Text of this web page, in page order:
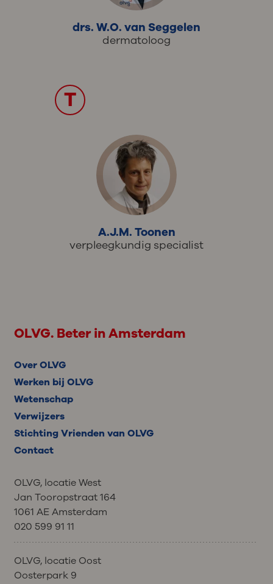
drs. W.O. van Seggelen
dermatoloog
T
A.J.M. Toonen
verpleegkundig specialist
OLVG. Beter in Amsterdam
Over OLVG
Werken bij OLVG
Wetenschap
Verwijzers
Stichting Vrienden van OLVG
Contact
OLVG, locatie West
Jan Tooropstraat 164
1061 AE Amsterdam
020 599 91 11
OLVG, locatie Oost
Oosterpark 9